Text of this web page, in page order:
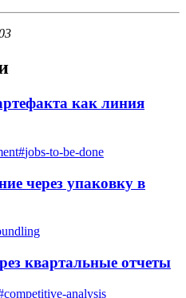
как линия
#jobs-to-be-done
через упаковку в
квартальные отчеты
competitive-analysis